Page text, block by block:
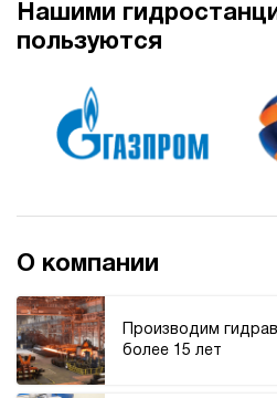
Нашими
пользуются
О компании
Производим
более 15 лет